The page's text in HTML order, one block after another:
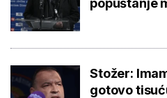
popuštanje
Stožer:
gotovo